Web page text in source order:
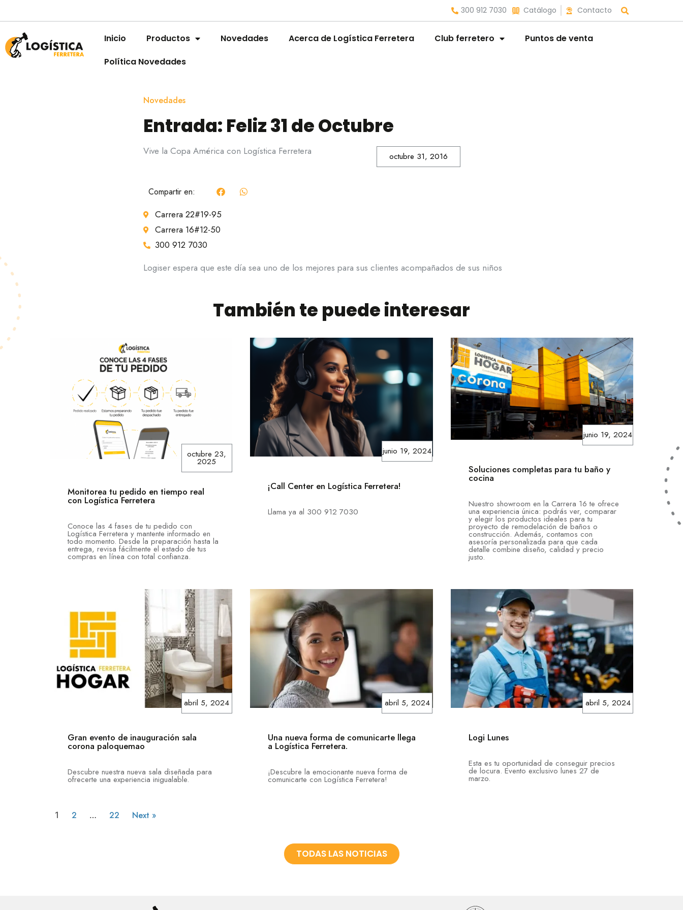
300 912 7030 Catálogo Contacto
Inicio Productos Novedades Acerca de Logística Ferretera Club ferretero
Puntos de venta
Política Novedades
Novedades
Entrada: Feliz 31 de Octubre
Vive la Copa América con Logística Ferretera octubre 31, 2016
Compartir en:
Carrera 22#19-95
Carrera 16#12-50
300 912 7030
Logiser espera que este día sea uno de los mejores para sus clientes acompañados de sus niños
También te puede interesar
octubre 23,
2025
Monitorea tu pedido en tiempo real
con Logística Ferretera
Conoce las 4 fases de tu pedido con
Logística Ferretera y mantente informado en
todo momento. Desde la preparación hasta la
entrega, revisa fácilmente el estado de tus
compras en línea con total confianza.
junio 19, 2024
¡Call Center en Logística Ferretera!
Llama ya al 300 912 7030
junio 19, 2024
Soluciones completas para tu baño y
cocina
Nuestro showroom en la Carrera 16 te ofrece
una experiencia única: podrás ver, comparar
y elegir los productos ideales para tu
proyecto de remodelación de baños o
construcción. Además, contamos con
asesoría personalizada para que cada
detalle combine diseño, calidad y precio
justo.
abril 5, 2024
Gran evento de inauguración sala
corona paloquemao
Descubre nuestra nueva sala diseñada para
ofrecerte una experiencia inigualable.
abril 5, 2024
Una nueva forma de comunicarte llega
a Logística Ferretera.
¡Descubre la emocionante nueva forma de
comunicarte con Logística Ferretera!
abril 5, 2024
Logi Lunes
Esta es tu oportunidad de conseguir precios
de locura. Evento exclusivo lunes 27 de
marzo.
1 2 … 22 Next »
TODAS LAS NOTICIAS